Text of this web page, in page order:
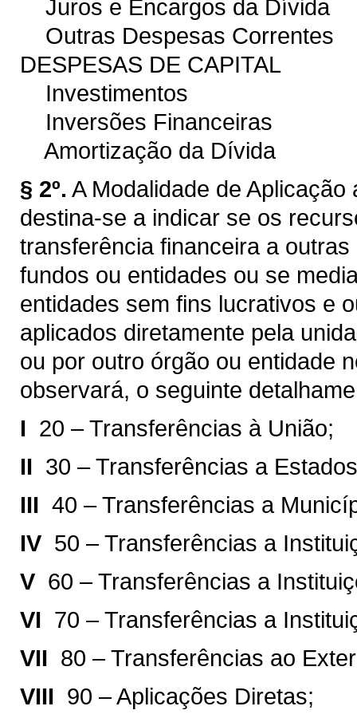
Juros e Encargos da Dívida
Outras Despesas Correntes
DESPESAS DE CAPITAL
Investimentos
Inversões Financeiras
Amortização da Dívida
§ 2º. A Modalidade de
destina-se a indicar se os
transferência financeira a
fundos ou entidades ou se
entidades sem fins lucrativos e
aplicados diretamente pela
ou por outro órgão ou entidade
observará, o seguinte
I  20 – Transferências à União;
II  30 – Transferências a
III  40 – Transferências a
IV  50 – Transferências a
V  60 – Transferências a
VI  70 – Transferências a
VII  80 – Transferências ao
VIII  90 – Aplicações Diretas;